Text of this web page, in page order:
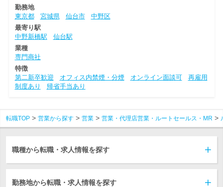
勤務地
東京都
宮城県 仙台市
中野区
最寄り駅
中野新橋駅
仙台駅
業種
専門商社
特徴
第二新卒歓迎
オフィス内禁煙・分煙 オンライン面談可
再雇用
制度あり
帰省手当あり
転職TOP 営業から探す 営業 営業・代理店営業・ルートセールス・MR
職種から転職・求人情報を探す
勤務地から転職・求人情報を探す